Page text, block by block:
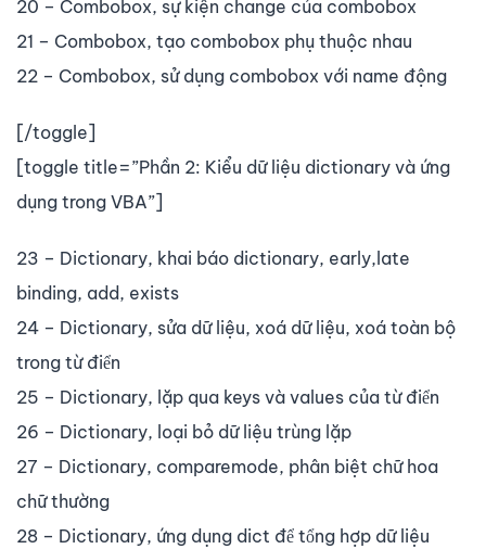
20 – Combobox, sự kiện change của combobox
21 – Combobox, tạo combobox phụ thuộc nhau
22 – Combobox, sử dụng combobox với name động
[/toggle]
[toggle title=”Phần 2: Kiểu dữ liệu dictionary và ứng
dụng trong VBA”]
23 – Dictionary, khai báo dictionary, early,late
binding, add, exists
24 – Dictionary, sửa dữ liệu, xoá dữ liệu, xoá toàn bộ
trong từ điển
25 – Dictionary, lặp qua keys và values của từ điển
26 – Dictionary, loại bỏ dữ liệu trùng lặp
27 – Dictionary, comparemode, phân biệt chữ hoa
chữ thường
28 – Dictionary, ứng dụng dict để tổng hợp dữ liệu